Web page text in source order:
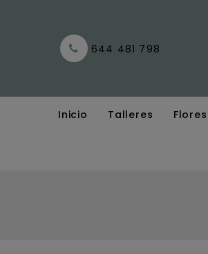
644 481 798
Inicio Talleres Flores